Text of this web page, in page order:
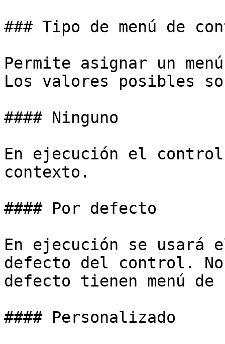
### Tipo de menú de
Permite asignar un
Los valores posibles
#### Ninguno
En ejecución el control
contexto.
#### Por defecto
En ejecución se usará
defecto del control.
defecto tienen menú
#### Personalizado